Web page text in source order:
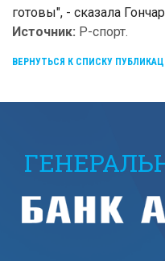
готовы", - сказала
Источник: Р-спорт.
ВЕРНУТЬСЯ К СПИСКУ